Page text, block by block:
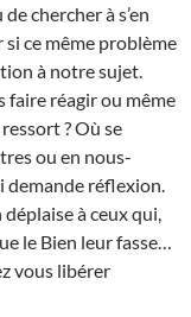
chercher à s’en
ce même problème
à notre sujet.
faire réagir ou même
? Où se
ou en nous-
demande réflexion.
à ceux qui,
le Bien leur fasse…
vous libérer